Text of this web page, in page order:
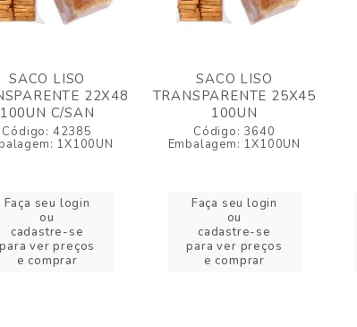
SACO LISO
22X48
100UN C/SAN
Código: 42385
1X100UN
Faça seu login
ou
cadastre-se
para ver preços
e comprar
SACO LISO
TRANSPARENTE 25X45
100UN
Código: 3640
Embalagem: 1X100UN
Faça seu login
ou
cadastre-se
para ver preços
e comprar